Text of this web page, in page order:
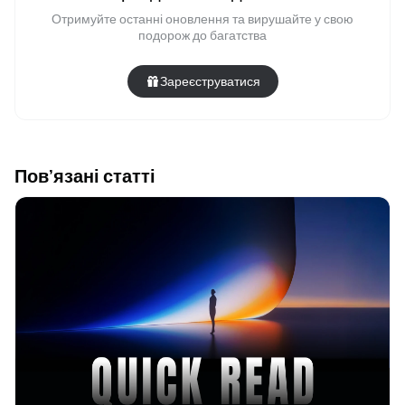
Отримуйте останні оновлення та вирушайте у свою
подорож до багатства
Зареєструватися
Пов’язані статті